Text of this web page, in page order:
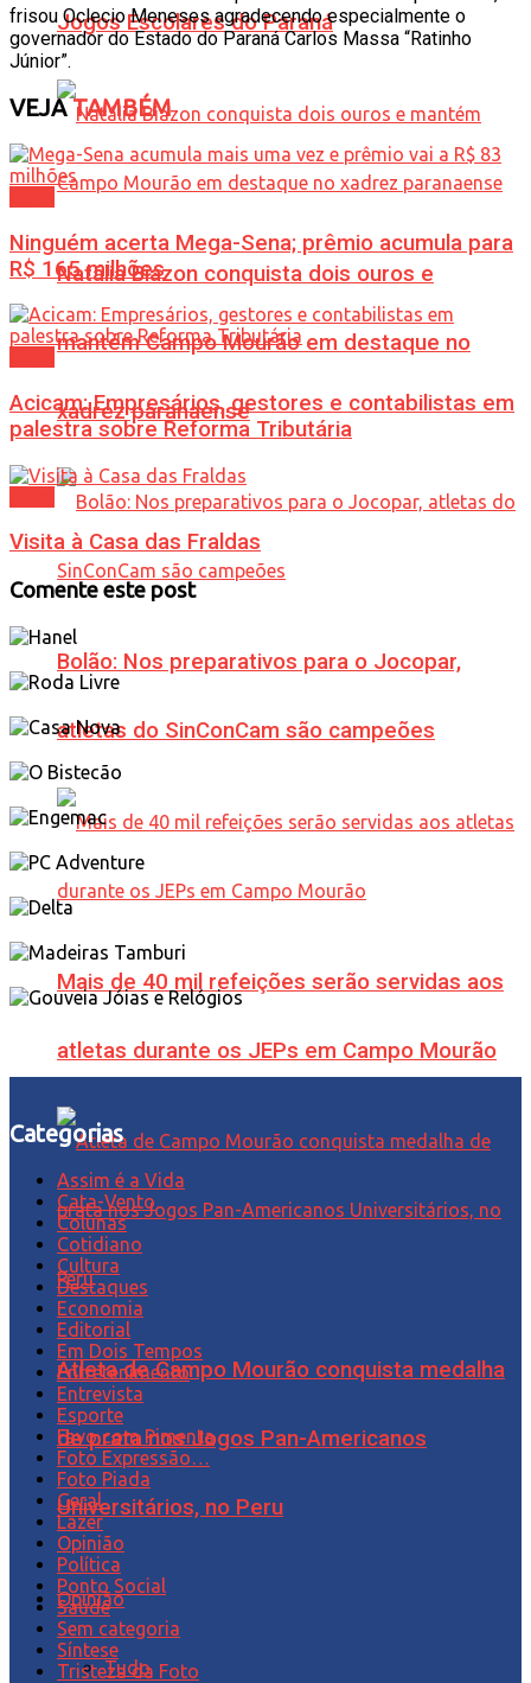
Jogos Escolares do Paraná
Natália Biazon conquista dois ouros e
mantém Campo Mourão em destaque no
xadrez paranaense
Bolão: Nos preparativos para o Jocopar,
atletas do SinConCam são campeões
Mais de 40 mil refeições serão servidas aos
atletas durante os JEPs em Campo Mourão
Atleta de Campo Mourão conquista medalha
de prata nos Jogos Pan-Americanos
Universitários, no Peru
Opinião
Tudo
frisou Oclecio Meneses agradecendo especialmente o
governador do Estado do Paraná Carlos Massa “Ratinho
Júnior”.
VEJATAMBÉM
Ninguém acerta Mega-Sena; prêmio acumula para
R$ 165 milhões
Acicam: Empresários, gestores e contabilistas em
palestra sobre Reforma Tributária
Visita à Casa das Fraldas
Comente este post
Categorias
Assim é a Vida
Cata-Vento
Colunas
Cotidiano
Cultura
Destaques
Economia
Editorial
Em Dois Tempos
Entretenimento
Entrevista
Esporte
Favo com Pimenta
Foto Expressão…
Foto Piada
Geral
Lazer
Opinião
Política
Ponto Social
Saúde
Sem categoria
Síntese
Tristeza da Foto